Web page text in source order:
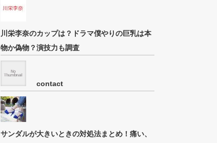
川栄李奈のカップは？ドラマ僕やりの巨乳は本
物か偽物？演技力も調査
contact
サンダルが大きいときの対処法まとめ！痛い、